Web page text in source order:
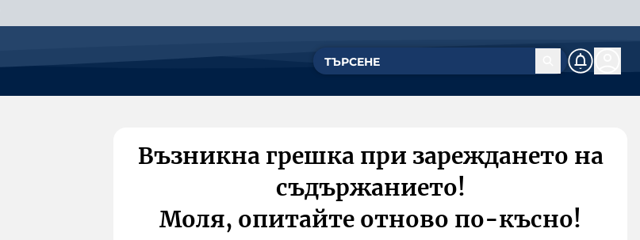
Възникна грешка при зареждането на
съдържанието!
Моля, опитайте отново по-късно!